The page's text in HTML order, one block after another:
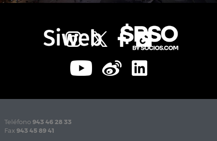
Teléfono 943 46 28 33
Fax 943 45 89 41